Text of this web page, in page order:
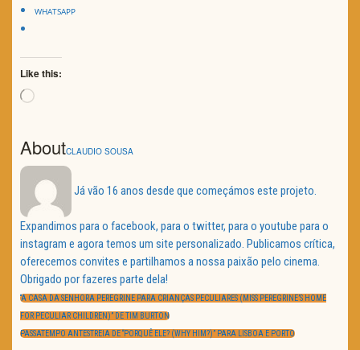
WHATSAPP
Like this:
Loading…
AboutCLAUDIO SOUSA
Já vão 16 anos desde que começámos este projeto.
Expandimos para o facebook, para o twitter, para o youtube para o
instagram e agora temos um site personalizado. Publicamos crítica,
oferecemos convites e partilhamos a nossa paixão pelo cinema.
Obrigado por fazeres parte dela!
Navegação
de
artigos
PREVIOUS
“A CASA DA SENHORA PEREGRINE PARA CRIANÇAS PECULIARES (MISS PEREGRINE’S HOME
FOR PECULIAR CHILDREN)” DE TIM BURTON
NEXT
PASSATEMPO ANTESTREIA DE “PORQUÊ ELE? (WHY HIM?)” PARA LISBOA E PORTO